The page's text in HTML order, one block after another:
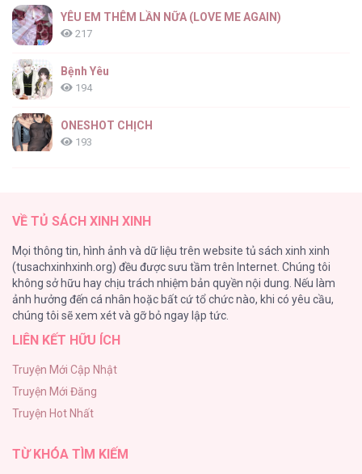
YÊU EM THÊM LẦN NỮA (LOVE ME AGAIN)
217
Bệnh Yêu
194
ONESHOT CHỊCH
193
184
Cuộc Sống Sung Sướng Trong Tù
140
Đứa Nhỏ Không Phải Là Con Anh
Mùa Xuân Hoa Nở
104
VỀ TỦ SÁCH XINH XINH
Mọi thông tin, hình ảnh và dữ liệu trên website tủ sách xinh xinh
(tusachxinhxinh.org) đều được sưu tầm trên Internet. Chúng tôi
không sở hữu hay chịu trách nhiệm bản quyền nội dung. Nếu làm
ảnh hưởng đến cá nhân hoặc bất cứ tổ chức nào, khi có yêu cầu,
chúng tôi sẽ xem xét và gỡ bỏ ngay lập tức.
LIÊN KẾT HỮU ÍCH
Truyện Mới Cập Nhật
Truyện Mới Đăng
Truyện Hot Nhất
TỪ KHÓA TÌM KIẾM